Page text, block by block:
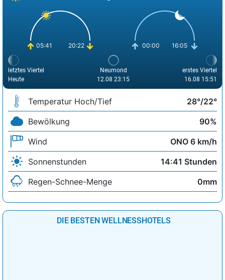
05:41 20:22 00:00 16:05
letztes Viertel
Heute
Neumond
12.08 23:15
erstes Viertel
16.08 15:51
Temperatur Hoch/Tief
28°/22°
Bewölkung
90%
Wind
ONO 6 km/h
Sonnenstunden
14:41 Stunden
Regen-Schnee-Menge
0mm
DIE BESTEN WELLNESSHOTELS